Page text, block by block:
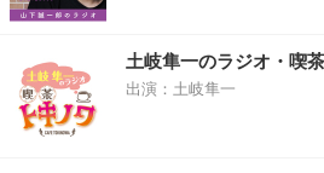
土岐隼一のラジオ・喫
出演：土岐隼一